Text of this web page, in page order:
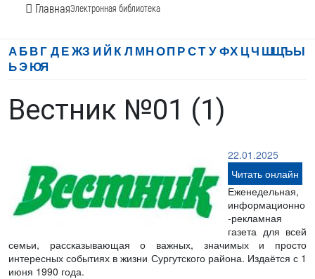
ГлавнаяЭлектронная библиотека
АБВГ ДЕЖЗ И Й К Л МНОП РСТ УФХ ЦЧ ШЩЪЫ
ЬЭЮЯ
Вестник №01 (1)
22.01.2025
Читать онлайн
Еженедельная,
информационно
-рекламная
газета для всей
семьи, рассказывающая о важных, значимых и просто
интересных событиях в жизни Сургутского района. Издаётся с 1
июня 1990 года.